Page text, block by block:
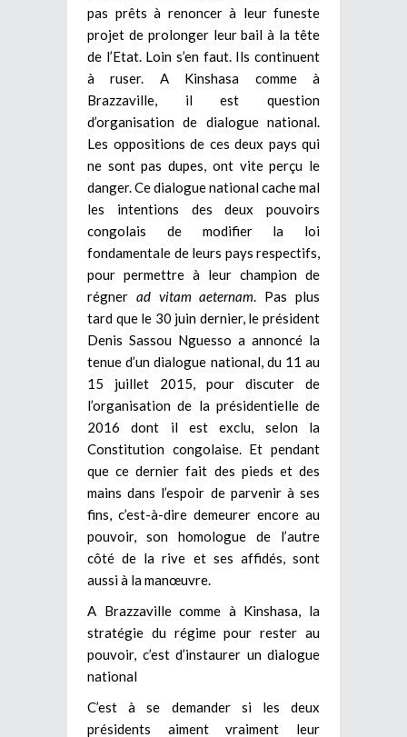
pas prêts à renoncer à leur funeste
projet de prolonger leur bail à la tête
de l’Etat. Loin s’en faut. Ils continuent
à ruser. A Kinshasa comme à
Brazzaville, il est question
d’organisation de dialogue national.
Les oppositions de ces deux pays qui
ne sont pas dupes, ont vite perçu le
danger. Ce dialogue national cache mal
les intentions des deux pouvoirs
congolais de modifier la loi
fondamentale de leurs pays respectifs,
pour permettre à leur champion de
régner ad vitam aeternam . Pas plus
tard que le 30 juin dernier, le président
Denis Sassou Nguesso a annoncé la
tenue d’un dialogue national, du 11 au
15 juillet 2015, pour discuter de
l’organisation de la présidentielle de
2016 dont il est exclu, selon la
Constitution congolaise. Et pendant
que ce dernier fait des pieds et des
mains dans l’espoir de parvenir à ses
fins, c’est-à-dire demeurer encore au
pouvoir, son homologue de l’autre
côté de la rive et ses affidés, sont
aussi à la manœuvre.
A Brazzaville comme à Kinshasa, la
stratégie du régime pour rester au
pouvoir, c’est d’instaurer un dialogue
national
C’est à se demander si les deux
présidents aiment vraiment leur